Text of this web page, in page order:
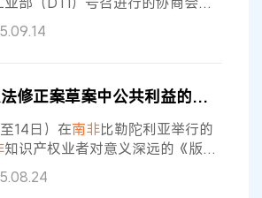
非版权法修正案》。 8月27日在
了为期一天的会议，目的是让大
延长至9月16日。 研究版税管理
家以及信息和通讯技术领域的利益
、研究和知识获取
修正案草案中公共利益的大会召开
14日）在南非比勒陀利亚举行的
知识产权业者对意义深远的《版权
目标进行热烈争辩。 关于网络
衡特征的